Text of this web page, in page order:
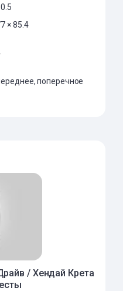
× 85.4
поперечное
/ Хендай Крета